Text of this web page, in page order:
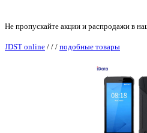
Не пропускайте акции и распродажи в
JDST online / / / подобные товары